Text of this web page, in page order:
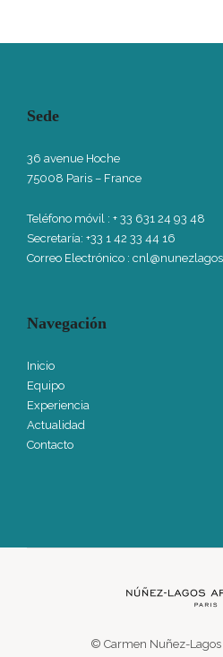
Sede
36 avenue Hoche
75008 Paris – France
Teléfono móvil : + 33 631 24 93 48
Secretaría: +33 1 42 33 44 16
Correo Electrónico :
Navegación
Inicio
Equipo
Experiencia
Actualidad
Contacto
© Carmen Nuñez-